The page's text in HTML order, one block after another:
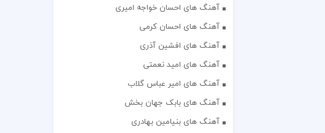
آهنگ های احسان خواجه امیری
آهنگ های احسان کرمی
آهنگ های افشین آذری
آهنگ های امید نعمتی
آهنگ های امیر عباس گلاب
آهنگ های بابک جهان بخش
آهنگ های بنیامین بهادری